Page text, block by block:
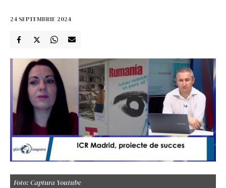
24 SEPTEMBRIE 2024
Foto: Captura Youtube